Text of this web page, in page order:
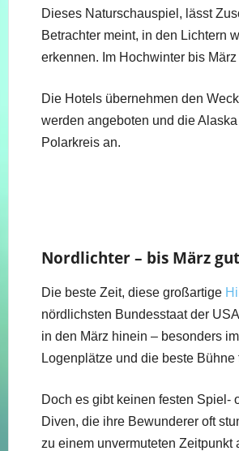
Dieses Naturschauspiel, lässt
Betrachter meint, in den Lichtern
erkennen. Im Hochwinter bis
Die Hotels übernehmen den
werden angeboten und die
Polarkreis an.
Nordlichter – bis März
Die beste Zeit, diese großartige
nördlichsten Bundesstaat der
in den März hinein – besonders
Logenplätze und die beste
Doch es gibt keinen festen Spiel-
Diven, die ihre Bewunderer oft
zu einem unvermuteten Zeitpunkt